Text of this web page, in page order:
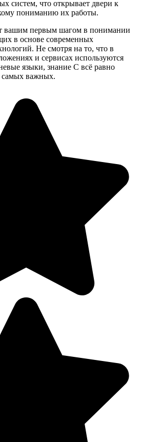
систем, что открывает двери к
пониманию их работы.
вашим первым шагом в понимании
в основе современных
Не смотря на то, что в
и сервисах используются
языки, знание C всё равно
самых важных.